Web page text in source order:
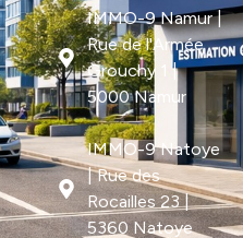
IMMO-9 Namur |
Rue de l'Armée
Grouchy 1 |
5000 Namur
IMMO-9 Natoye
| Rue des
Rocailles 23 |
5360 Natoye